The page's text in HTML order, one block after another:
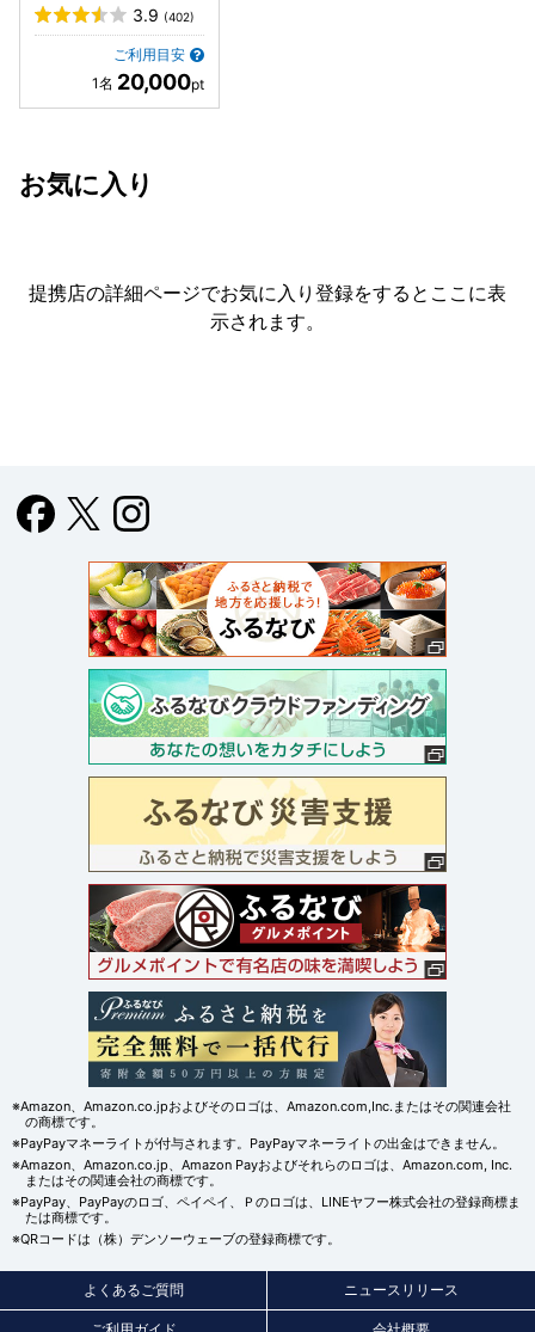
3.9 (402)
ご利用目安
20,000
お気に入り
提携店の詳細ページでお気に入り登録をすると ここに表
示されます。
※Amazon、Amazon.co.jpおよびそのロゴは、Amazon.com,Inc.またはその関連会社
の商標です。
※PayPayマネーライトが付与されます。PayPayマネーライトの出金はできません。
※Amazon、Amazon.co.jp、Amazon Payおよびそれらのロゴは、Amazon.com, Inc.
またはその関連会社の商標です。
※PayPay、PayPayのロゴ、ペイペイ、Ｐのロゴは、LINEヤフー株式会社の登録商標ま
たは商標です。
※QRコードは（株）デンソーウェーブの登録商標です。
よくあるご質問 ニュースリリース